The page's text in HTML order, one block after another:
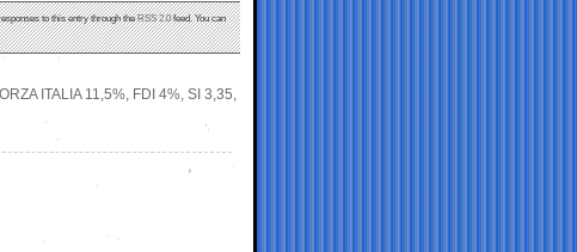
to this entry through theRSS 2.0feed. You can
ITALIA 11,5%, FDI 4%, SI 3,35,